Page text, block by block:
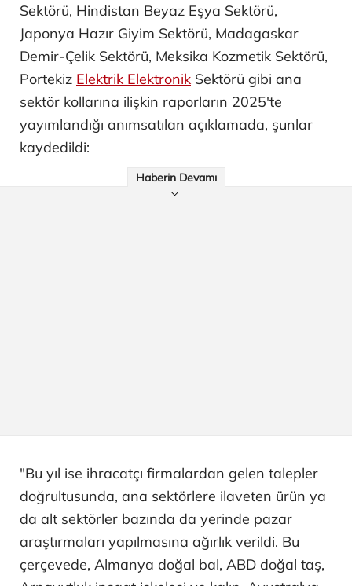
Sektörü, Hindistan Beyaz Eşya Sektörü,
Japonya Hazır Giyim Sektörü, Madagaskar
Demir-Çelik Sektörü, Meksika Kozmetik Sektörü,
Portekiz Elektrik Elektronik Sektörü gibi ana
sektör kollarına ilişkin raporların 2025'te
yayımlandığı anımsatılan açıklamada, şunlar
kaydedildi:
Haberin Devamı
"Bu yıl ise ihracatçı firmalardan gelen talepler
doğrultusunda, ana sektörlere ilaveten ürün ya
da alt sektörler bazında da yerinde pazar
araştırmaları yapılmasına ağırlık verildi. Bu
çerçevede, Almanya doğal bal, ABD doğal taş,